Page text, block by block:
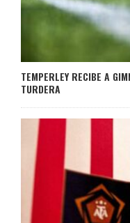
TEMPERLEY RECIBE A
TURDERA